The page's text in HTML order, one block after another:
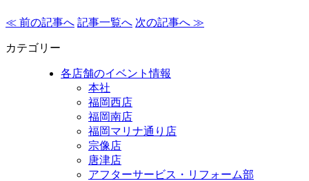
≪ 前の記事へ 記事一覧へ 次の記事へ ≫
カテゴリー
各店舗のイベント情報
本社
福岡西店
福岡南店
福岡マリナ通り店
宗像店
唐津店
アフターサービス・リフォーム部